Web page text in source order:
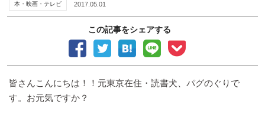
本・映画・テレビ 2017.05.01
この記事をシェアする
皆さんこんにちは！！元東京在住・読書犬、パグのぐりで
す。お元気ですか？